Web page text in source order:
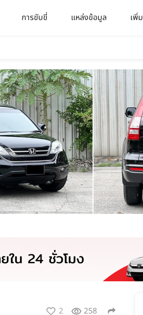
การขับขี่ แหล่งข้อมูล เพิ่
2 258